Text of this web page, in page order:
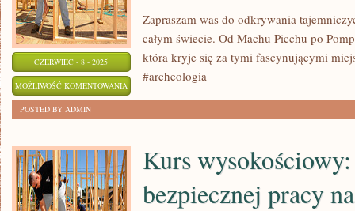
CZERWIEC - 8 - 2025
MOŻLIWOŚĆ KOMENTOWANIA
TAJEMNICZE
RUINY
ŚWIATA
ZOSTAŁA WYŁĄCZONA
Zapraszam was do odkrywania
całym świecie. Od Machu Picchu po
która kryje się za tymi fascynującymi
#archeologia
POSTED BY ADMIN
Kurs
bezpiecznej pracy